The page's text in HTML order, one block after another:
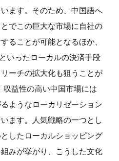
ます。そのため、中国語へ
でこの巨大な市場に自社の
ることが可能となるほか、
いったローカルの決済手段
ーチの拡大化も狙うことが
益性の高い中国市場には
ようなローカリゼーション
ます。人気戦略の一つとし
したローカルショッピング
みが挙がり、こうした文化